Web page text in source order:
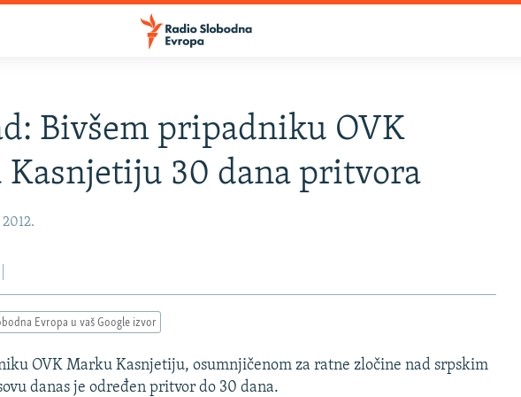
Bivšem pripadniku OVK
30 dana pritvora
Evropa u vaš Google izvor
OVK Marku Kasnjetiju, osumnjičenom za ratne zločine nad srpskim
danas je određen pritvor do 30 dana.